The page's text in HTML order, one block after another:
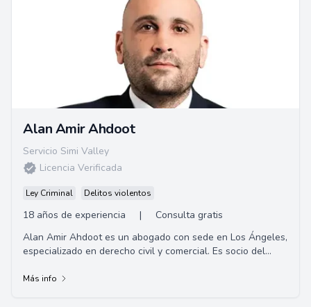
Alan Amir Ahdoot
Servicio Simi Valley
Licencia Verificada
Ley Criminal Delitos violentos
18 años de experiencia |
Consulta gratis
Alan Amir Ahdoot es un abogado con sede en Los Ángeles,
especializado en derecho civil y comercial. Es socio del
Más info